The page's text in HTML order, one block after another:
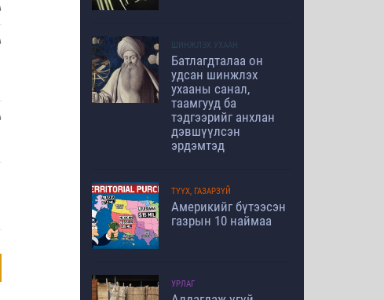
ШИНЖЛЭХ УХААН
Батлагдталаа он
удсан шинжлэх
ухааны санал,
таамгууд ба
тэдгээрийг анхлан
дэвшүүлсэн
эрдэмтэд
ТҮҮХ, ГАЗАРЗҮЙ
Америкийг бүтээсэн
газрын 10 наймаа
УРЛАГ